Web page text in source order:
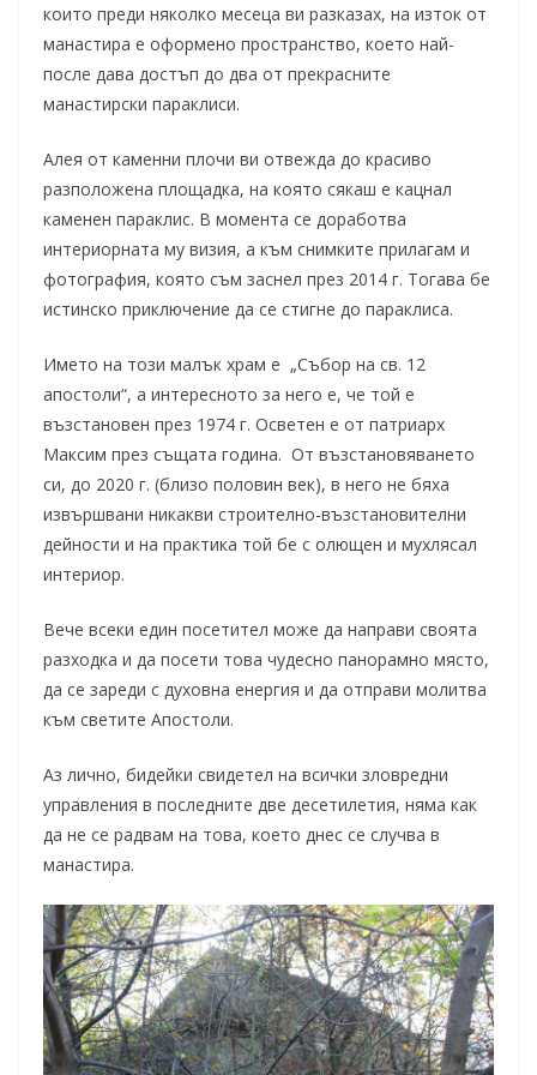
които преди няколко месеца ви разказах, на изток от
манастира е оформено пространство, което най-
после дава достъп до два от прекрасните
манастирски параклиси.
Алея от каменни плочи ви отвежда до красиво
разположена площадка, на която сякаш е кацнал
каменен параклис. В момента се доработва
интериорната му визия, а към снимките прилагам и
фотография, която съм заснел през 2014 г. Тогава бе
истинско приключение да се стигне до параклиса.
Името на този малък храм е „Събор на св. 12
апостоли“, а интересното за него е, че той е
възстановен през 1974 г. Осветен е от патриарх
Максим през същата година. От възстановяването
си, до 2020 г. (близо половин век), в него не бяха
извършвани никакви строително-възстановителни
дейности и на практика той бе с олющен и мухлясал
интериор.
Вече всеки един посетител може да направи своята
разходка и да посети това чудесно панорамно място,
да се зареди с духовна енергия и да отправи молитва
към светите Апостоли.
Аз лично, бидейки свидетел на всички зловредни
управления в последните две десетилетия, няма как
да не се радвам на това, което днес се случва в
манастира.